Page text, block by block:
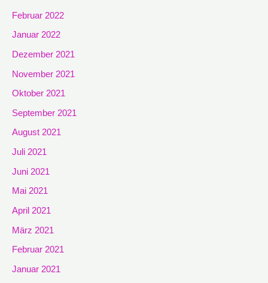
Februar 2022
Januar 2022
Dezember 2021
November 2021
Oktober 2021
September 2021
August 2021
Juli 2021
Juni 2021
Mai 2021
April 2021
März 2021
Februar 2021
Januar 2021